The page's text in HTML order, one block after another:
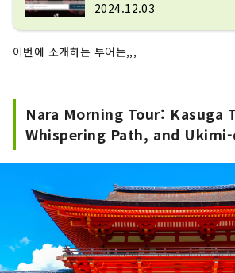
2024.12.03
이번에 소개하는 투어는,,,
Nara Morning Tour: Kasuga
Whispering Path, and